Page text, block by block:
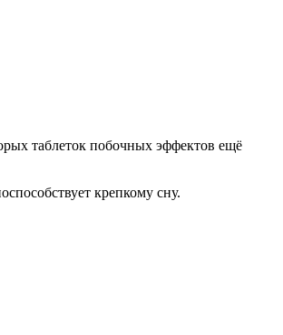
таблеток побочных эффектов ещё
крепкому сну.